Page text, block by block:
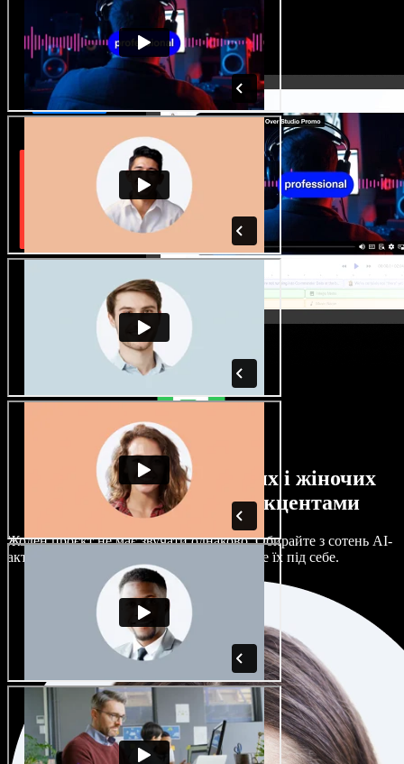
Великий вибір чоловічих і жіночих
голосів з будь-якими акцентами
Жоден проєкт не має звучати однаково. Обирайте з сотень AI-
акторів і акцентів та гнучко налаштовуйте їх під себе.